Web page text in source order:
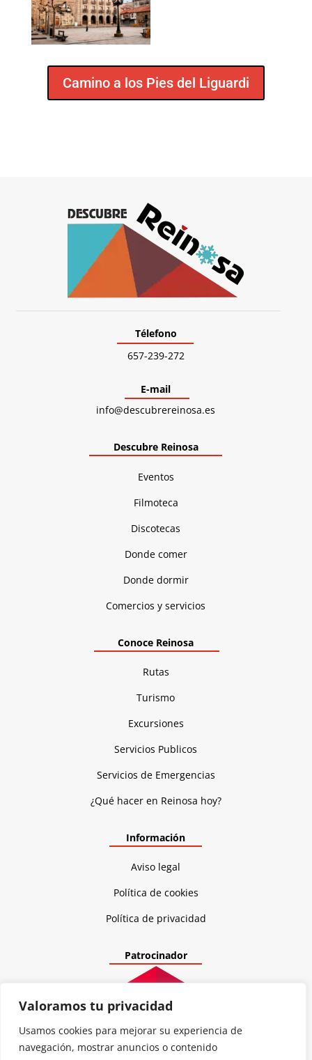
Valoramos tu privacidad
Usamos cookies para mejorar su experiencia de
navegación, mostrar anuncios o contenido
Camino a los Pies del Liguardi
Télefono
657-239-272
E-mail
info@descubrereinosa.es
Descubre Reinosa
Eventos
Filmoteca
Discotecas
Donde comer
Donde dormir
Comercios y servicios
Conoce Reinosa
Rutas
Turismo
Excursiones
Servicios Publicos
Servicios de Emergencias
¿Qué hacer en Reinosa hoy?
Información
Aviso legal
Política de cookies
Política de privacidad
Patrocinador